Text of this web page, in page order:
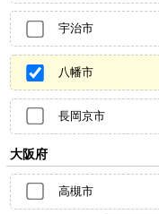
宇治市
八幡市
長岡京市
大阪府
高槻市